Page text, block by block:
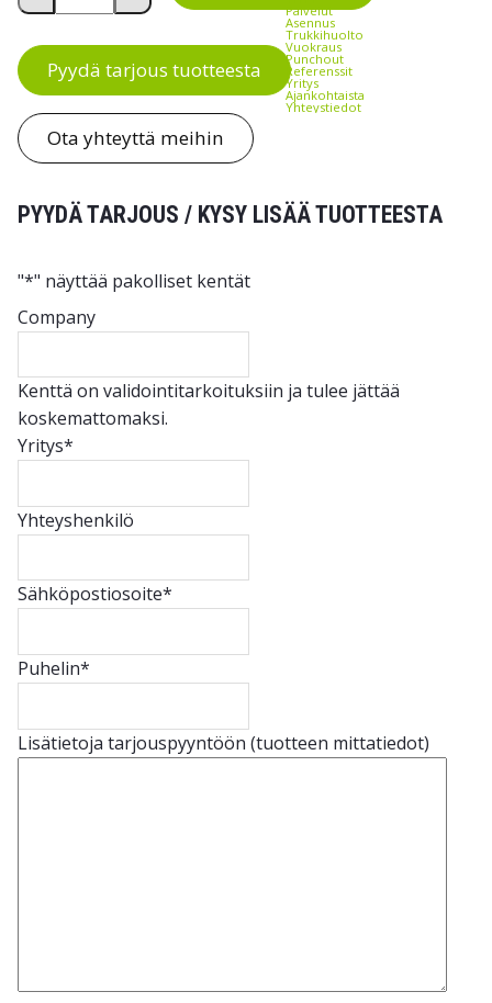
Palvelut
Asennus
Trukkihuolto
Vuokraus
Punchout
Referenssit
Yritys
Ajankohtaista
Yhteystiedot
Pyydä tarjous tuotteesta
Ota yhteyttä meihin
PYYDÄ TARJOUS / KYSY LISÄÄ TUOTTEESTA
"*" näyttää pakolliset kentät
Company
Kenttä on validointitarkoituksiin ja tulee jättää
koskemattomaksi.
Yritys*
Yhteyshenkilö
Sähköpostiosoite*
Puhelin*
Lisätietoja tarjouspyyntöön (tuotteen mittatiedot)